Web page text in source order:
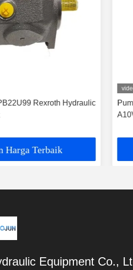
Rexroth Hydraulic
Harga Terbaik
Equipment Co.,